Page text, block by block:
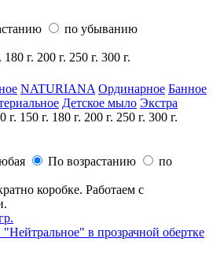
по убыванию
180 г. 200 г. 250 г. 300 г.
NATURIANA Ординарное Банное
Детское мыло Экстра
г. 150 г. 180 г. 200 г. 250 г. 300 г.
По возрастанию
по
коробке. Работаем с
в прозрачной обертке